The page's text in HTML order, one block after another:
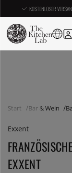
KOSTENLOSER
Start Bar & Wein
Exxent
EXXENT